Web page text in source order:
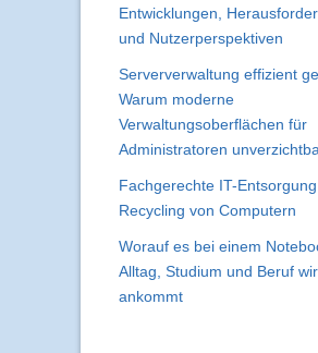
Entwicklungen,
und Nutzerperspektiven
Serververwaltung effizient
Warum moderne
Verwaltungsoberflächen für
Administratoren
Fachgerechte IT-
Recycling von Computern
Worauf es bei einem
Alltag, Studium und Beruf
ankommt